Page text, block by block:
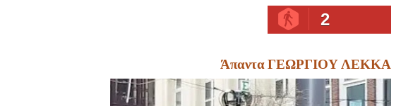
2
Άπαντα ΓΕΩΡΓΙΟΥ ΛΕΚΚΑ